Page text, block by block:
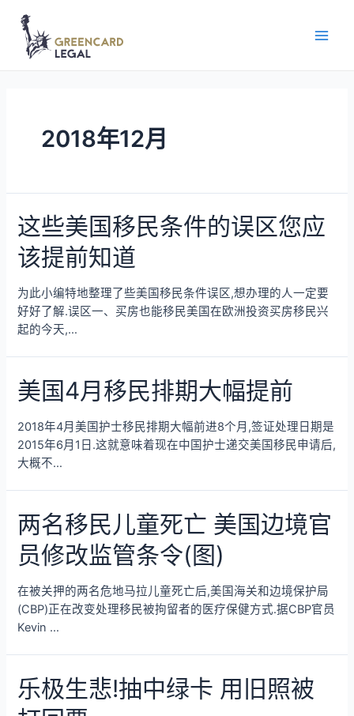
2018年12月
这些美国移民条件的误区您应
该提前知道
为此小编特地整理了些美国移民条件误区,想办理的人一定要
好好了解.误区一、买房也能移民美国在欧洲投资买房移民兴
起的今天,…
美国4月移民排期大幅提前
2018年4月美国护士移民排期大幅前进8个月,签证处理日期是
2015年6月1日.这就意味着现在中国护士递交美国移民申请后,
大概不…
两名移民儿童死亡 美国边境官
员修改监管条令(图)
在被关押的两名危地马拉儿童死亡后,美国海关和边境保护局
(CBP)正在改变处理移民被拘留者的医疗保健方式.据CBP官员
Kevin …
乐极生悲!抽中绿卡 用旧照被